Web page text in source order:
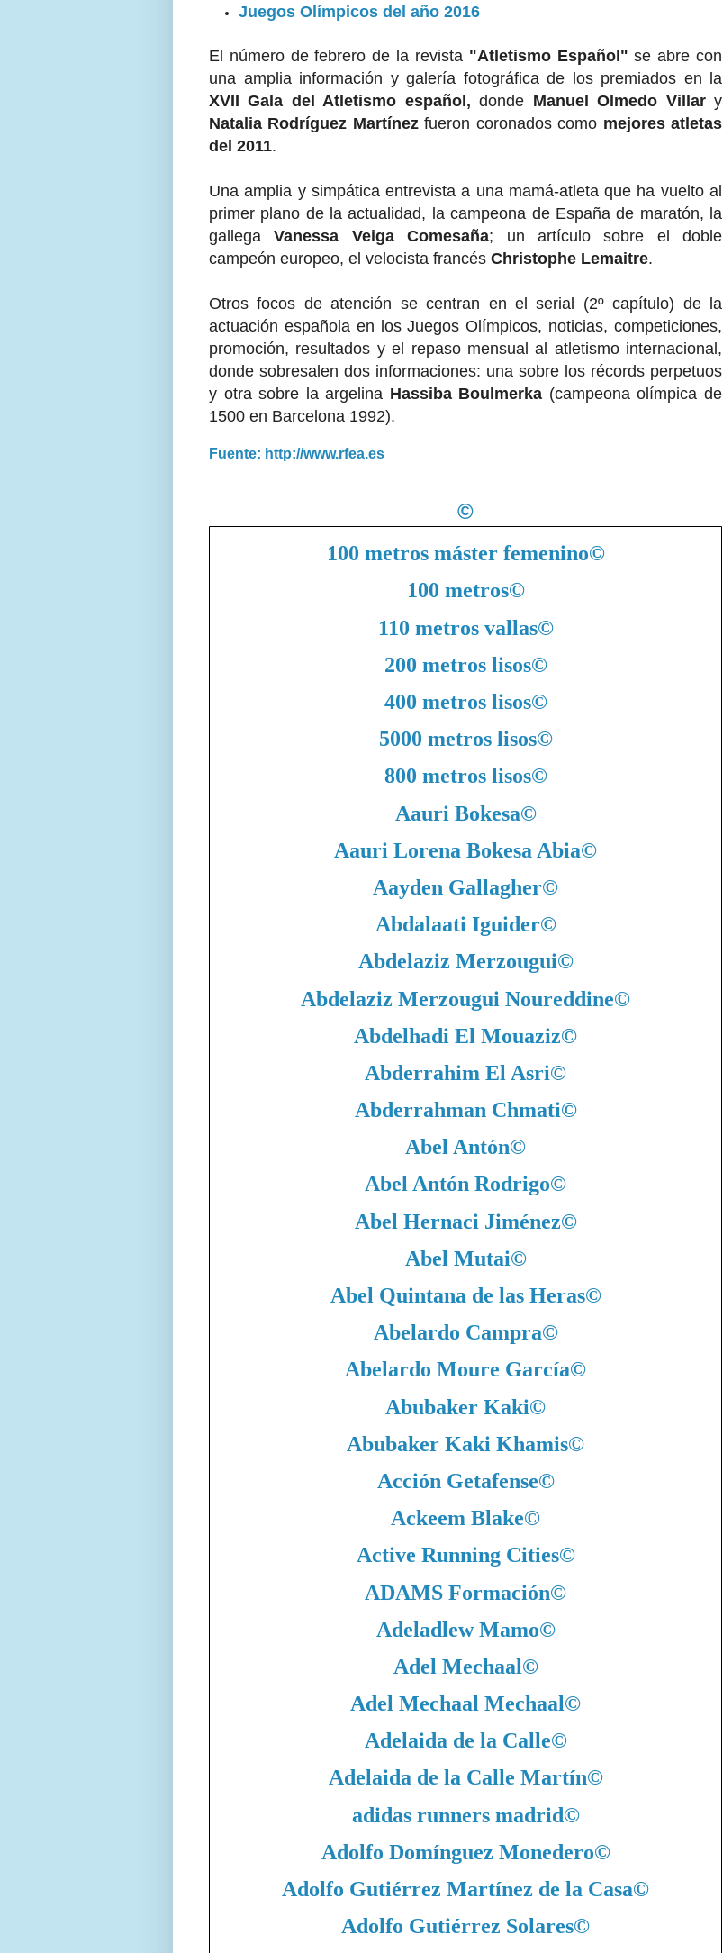
Juegos Olímpicos del año 2016
El número de febrero de la revista "Atletismo Español" se abre con
una amplia información y galería fotográfica de los premiados en la
XVII Gala del Atletismo español, donde Manuel Olmedo Villary
Natalia Rodríguez Martínezfueron coronados como mejores atletas
del 2011.
Una amplia y simpática entrevista a una mamá-atleta que ha vuelto al
primer plano de la actualidad, la campeona de España de maratón, la
gallegaVanessa Veiga Comesaña; un artículo sobre el doble
campeón europeo, el velocista francés Christophe Lemaitre.
Otros focos de atención se centran en el serial (2º capítulo) de la
actuación española en los Juegos Olímpicos, noticias, competiciones,
promoción, resultados y el repaso mensual al atletismo internacional,
donde sobresalen dos informaciones: una sobre los récords perpetuos
y otra sobre la argelina Hassiba Boulmerka (campeona olímpica de
1500 en Barcelona 1992).
Fuente: http://www.rfea.es
©
100 metros máster femenino©
100 metros©
110 metros vallas©
200 metros lisos©
400 metros lisos©
5000 metros lisos©
800 metros lisos©
Aauri Bokesa©
Aauri Lorena Bokesa Abia©
Aayden Gallagher©
Abdalaati Iguider©
Abdelaziz Merzougui©
Abdelaziz Merzougui Noureddine©
Abdelhadi El Mouaziz©
Abderrahim El Asri©
Abderrahman Chmati©
Abel Antón©
Abel Antón Rodrigo©
Abel Hernaci Jiménez©
Abel Mutai©
Abel Quintana de las Heras©
Abelardo Campra©
Abelardo Moure García©
Abubaker Kaki©
Abubaker Kaki Khamis©
Acción Getafense©
Ackeem Blake©
Active Running Cities©
ADAMS Formación©
Adeladlew Mamo©
Adel Mechaal©
Adel Mechaal Mechaal©
Adelaida de la Calle©
Adelaida de la Calle Martín©
adidas runners madrid©
Adolfo Domínguez Monedero©
Adolfo Gutiérrez Martínez de la Casa©
Adolfo Gutiérrez Solares©